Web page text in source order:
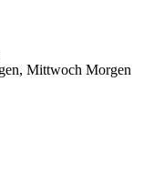
Mittwoch Morgen